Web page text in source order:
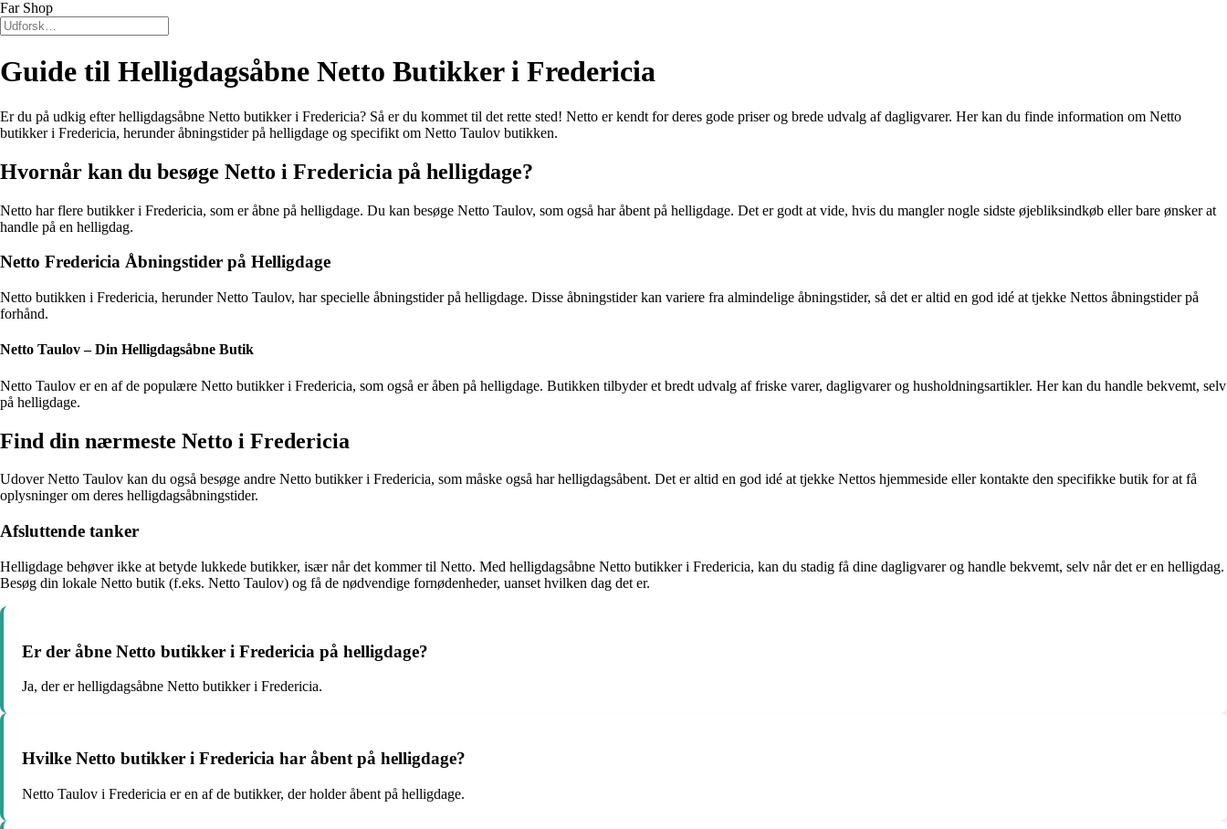
Far Shop
Guide til Helligdagsåbne Netto Butikker i Fredericia
Er du på udkig efter helligdagsåbne Netto butikker i Fredericia? Så er du kommet til det rette sted! Netto er kendt for deres gode priser og brede udvalg af dagligvarer. Her kan du finde information om Netto
butikker i Fredericia, herunder åbningstider på helligdage og specifikt om Netto Taulov butikken.
Hvornår kan du besøge Netto i Fredericia på helligdage?
Netto har flere butikker i Fredericia, som er åbne på helligdage. Du kan besøge Netto Taulov, som også har åbent på helligdage. Det er godt at vide, hvis du mangler nogle sidste øjebliksindkøb eller bare ønsker at
handle på en helligdag.
Netto Fredericia Åbningstider på Helligdage
Netto butikken i Fredericia, herunder Netto Taulov, har specielle åbningstider på helligdage. Disse åbningstider kan variere fra almindelige åbningstider, så det er altid en god idé at tjekke Nettos åbningstider på
forhånd.
Netto Taulov – Din Helligdagsåbne Butik
Netto Taulov er en af de populære Netto butikker i Fredericia, som også er åben på helligdage. Butikken tilbyder et bredt udvalg af friske varer, dagligvarer og husholdningsartikler. Her kan du handle bekvemt, selv
på helligdage.
Find din nærmeste Netto i Fredericia
Udover Netto Taulov kan du også besøge andre Netto butikker i Fredericia, som måske også har helligdagsåbent. Det er altid en god idé at tjekke Nettos hjemmeside eller kontakte den specifikke butik for at få
oplysninger om deres helligdagsåbningstider.
Afsluttende tanker
Helligdage behøver ikke at betyde lukkede butikker, især når det kommer til Netto. Med helligdagsåbne Netto butikker i Fredericia, kan du stadig få dine dagligvarer og handle bekvemt, selv når det er en helligdag.
Besøg din lokale Netto butik (f.eks. Netto Taulov) og få de nødvendige fornødenheder, uanset hvilken dag det er.
Er der åbne Netto butikker i Fredericia på helligdage?
Ja, der er helligdagsåbne Netto butikker i Fredericia.
Hvilke Netto butikker i Fredericia har åbent på helligdage?
Netto Taulov i Fredericia er en af de butikker, der holder åbent på helligdage.